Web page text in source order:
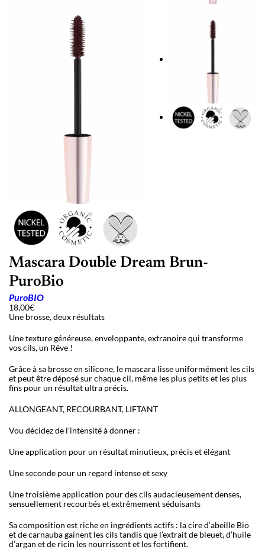
Mascara Double Dream Brun-
PuroBio
PuroBIO
18,00€
Une brosse, deux résultats
Une texture généreuse, enveloppante, extranoire qui transforme
vos cils, un Rêve !
Grâce à sa brosse en silicone, le mascara lisse uniformément les cils
et peut être déposé sur chaque cil, même les plus petits et les plus
fins pour un résultat ultra précis.
ALLONGEANT, RECOURBANT, LIFTANT
Vou décidez de l’intensité à donner :
Une application pour un résultat minutieux, précis et élégant
Une seconde pour un regard intense et sexy
Une troisième application pour des cils audacieusement denses,
sensuellement recourbés et extrêmement séduisants
Sa composition est riche en ingrédients actifs : la cire d’abeille Bio
et de carnauba gainent les cils tandis que l’extrait de bleuet, d’huile
d’argan et de ricin les nourrissent et les fortifient.